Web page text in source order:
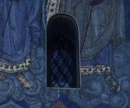
СОБОРА.